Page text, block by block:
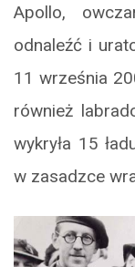
Apollo,
odnaleźć i
11 września
również
wykryła 15
w zasadzce